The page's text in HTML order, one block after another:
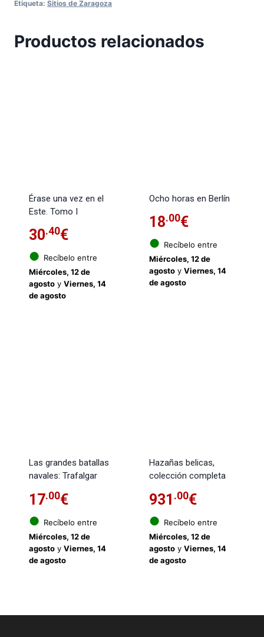
Etiqueta: Sitios de Zaragoza
Productos relacionados
Érase una vez en el
Este. Tomo I
30.40€
● Recíbelo entre
Miércoles, 12 de
agostoy Viernes, 14
de agosto
Ocho horas en Berlín
18.00€
● Recíbelo entre
Miércoles, 12 de
agostoy Viernes, 14
de agosto
Las grandes batallas
navales: Trafalgar
17.00€
● Recíbelo entre
Miércoles, 12 de
agostoy Viernes, 14
de agosto
Hazañas belicas,
colección completa
931 .00€
● Recíbelo entre
Miércoles, 12 de
agostoy Viernes, 14
de agosto